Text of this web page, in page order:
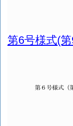
第6号様式(